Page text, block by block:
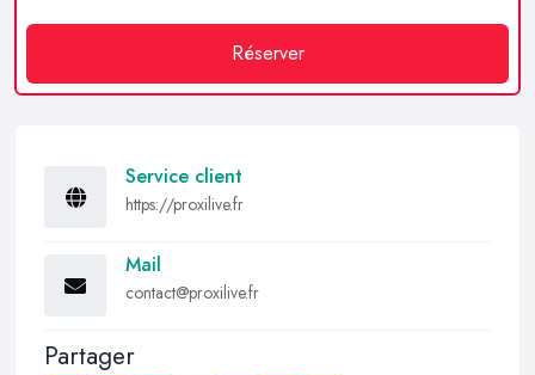
Réserver
Service client
https://proxilive.fr
Mail
contact@proxilive.fr
Partager